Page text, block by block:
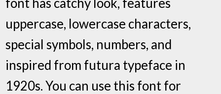
uppercase, lowercase characters,
special symbols, numbers, and
inspired from futura typeface in
1920s. You can use this font for